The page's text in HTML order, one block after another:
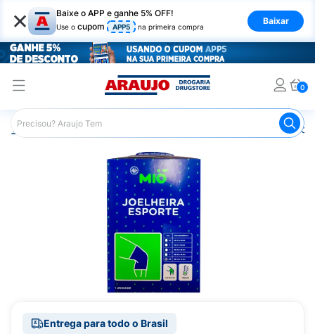
× Baixe o APP e ganhe 5% OFF!
Use o cupom APP5 na primeira compra
Baixar
0
Araujo Saúde e Bem Estar
Entrega para todo o Brasil